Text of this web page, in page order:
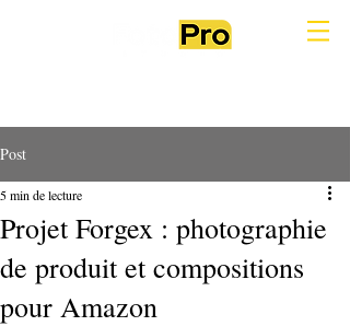
Post
Projet Forgex : photographie
de produit et compositions
pour Amazon
5 min de lecture